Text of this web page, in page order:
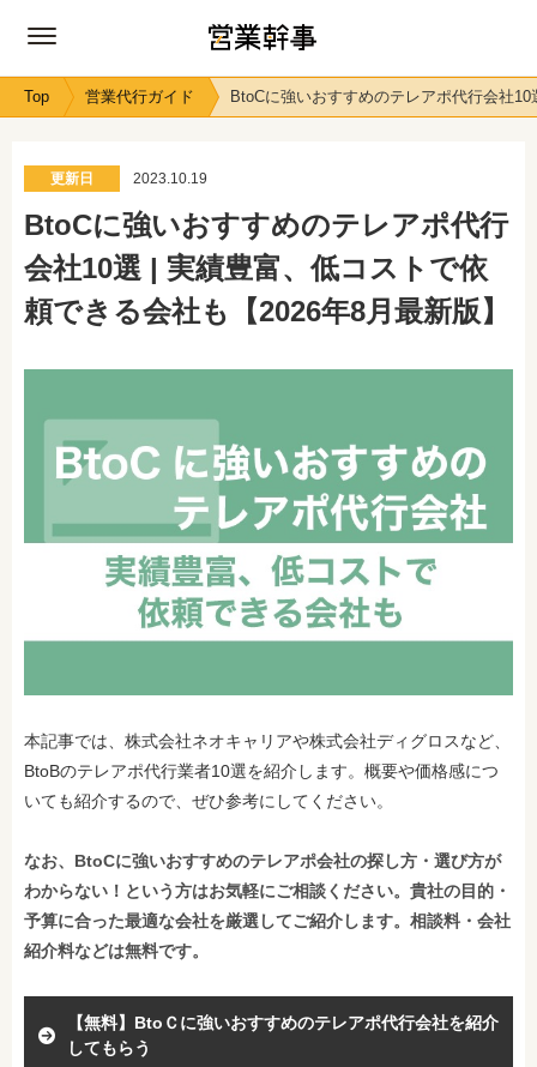
Top 営業代行ガイド BtoCに強いおすすめのテレアポ代行会社
更新日 2023.10.19
BtoCに強いおすすめのテレアポ代行
会社10選 | 実績豊富、低コストで依
頼できる会社も【2026年8月最新版】
本記事では、株式会社ネオキャリアや株式会社ディグロスなど、
BtoBのテレアポ代行業者10選を紹介します。概要や価格感につ
いても紹介するので、ぜひ参考にしてください。
なお、BtoCに強いおすすめのテレアポ会社の探し方・選び方が
わからない！という方はお気軽にご相談ください。貴社の目的・
予算に合った最適な会社を厳選してご紹介します。相談料・会社
紹介料などは無料です。
【無料】BtoＣに強いおすすめのテレアポ代行会社を紹介
してもらう